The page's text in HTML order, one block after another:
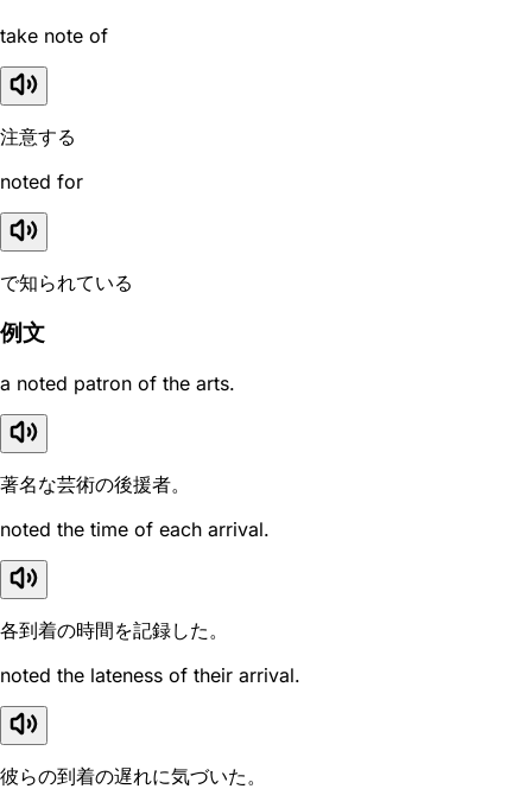
take note of
注意する
noted for
で知られている
例文
a noted patron of the arts.
著名な芸術の後援者。
noted the time of each arrival.
各到着の時間を記録した。
noted the lateness of their arrival.
彼らの到着の遅れに気づいた。